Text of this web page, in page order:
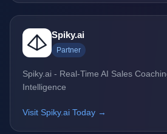
Spiky.ai
Partner
Spiky.ai - Real-Time AI Sales
Intelligence
Visit Spiky.ai Today →